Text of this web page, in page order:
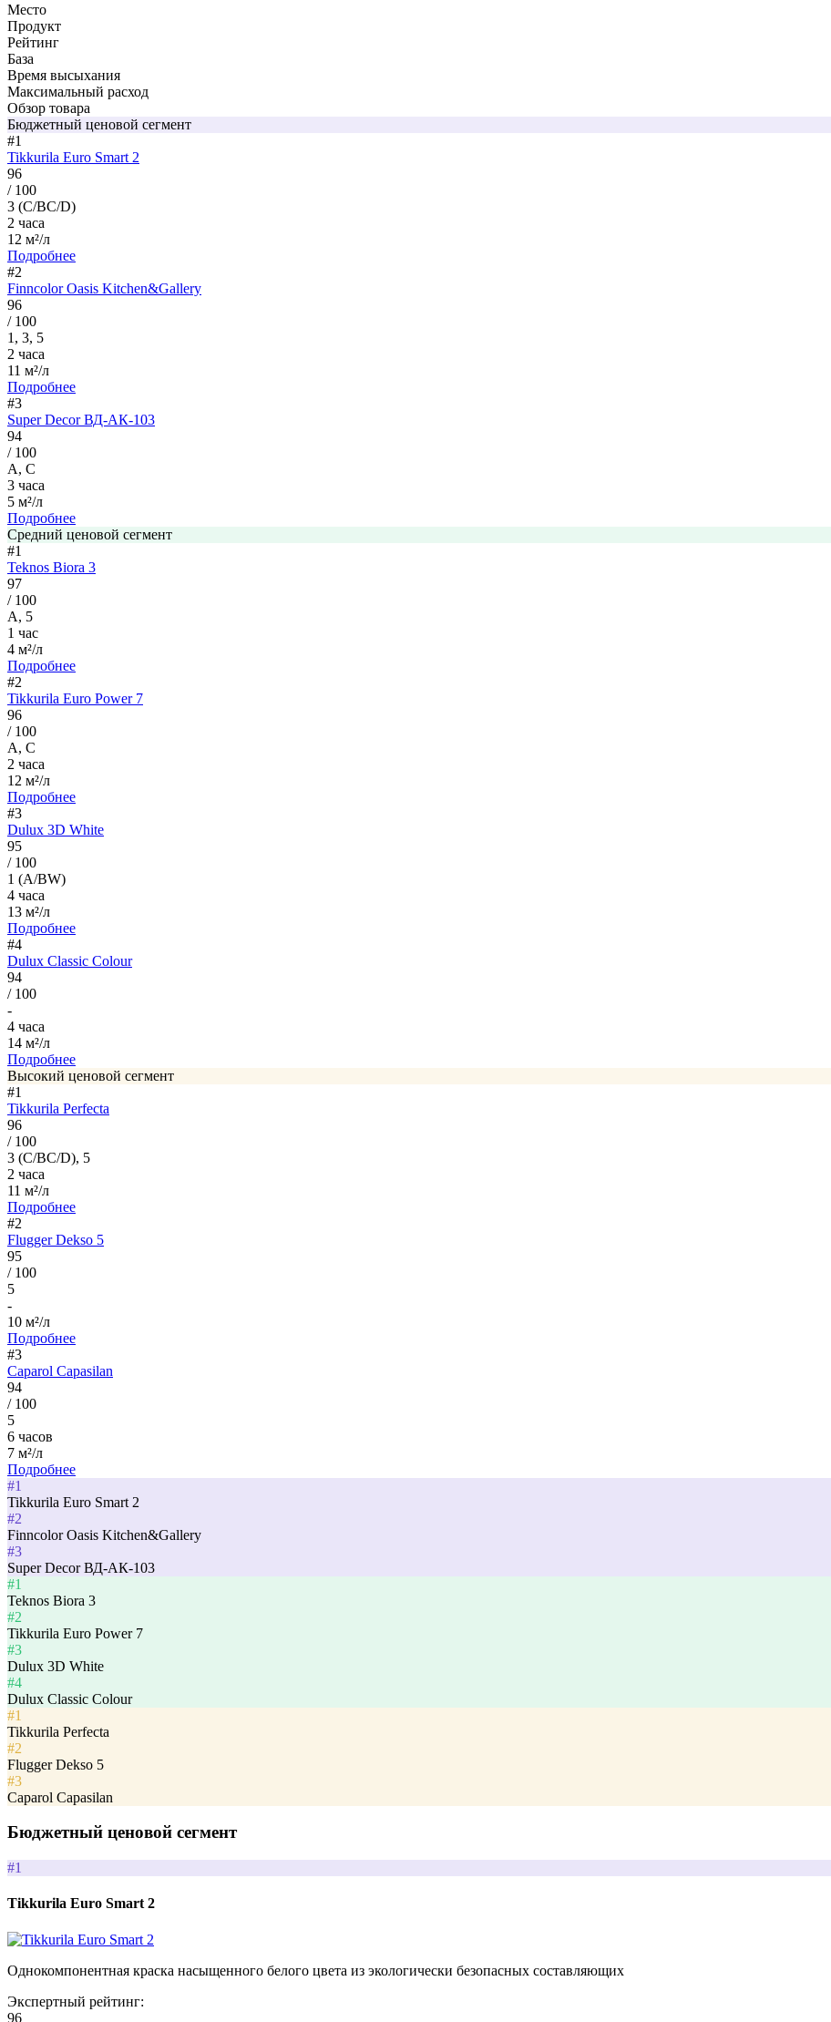
Место
Продукт
Рейтинг
База
Время высыхания
Максимальный расход
Обзор товара
Бюджетный ценовой сегмент
#1
Tikkurila Euro Smart 2
96
/ 100
3 (C/BC/D)
2 часа
12 м²/л
Подробнее
#2
Finncolor Oasis Kitchen&Gallery
96
/ 100
1, 3, 5
2 часа
11 м²/л
Подробнее
#3
Super Decor ВД-АК-103
94
/ 100
A, C
3 часа
5 м²/л
Подробнее
Средний ценовой сегмент
#1
Teknos Biora 3
97
/ 100
А, 5
1 час
4 м²/л
Подробнее
#2
Tikkurila Euro Power 7
96
/ 100
А, С
2 часа
12 м²/л
Подробнее
#3
Dulux 3D White
95
/ 100
1 (A/BW)
4 часа
13 м²/л
Подробнее
#4
Dulux Classic Colour
94
/ 100
-
4 часа
14 м²/л
Подробнее
Высокий ценовой сегмент
#1
Tikkurila Perfecta
96
/ 100
3 (C/BC/D), 5
2 часа
11 м²/л
Подробнее
#2
Flugger Dekso 5
95
/ 100
5
-
10 м²/л
Подробнее
#3
Caparol Capasilan
94
/ 100
5
6 часов
7 м²/л
Подробнее
#1
Tikkurila Euro Smart 2
#2
Finncolor Oasis Kitchen&Gallery
#3
Super Decor ВД-АК-103
#1
Teknos Biora 3
#2
Tikkurila Euro Power 7
#3
Dulux 3D White
#4
Dulux Classic Colour
#1
Tikkurila Perfecta
#2
Flugger Dekso 5
#3
Caparol Capasilan
Бюджетный ценовой сегмент
#1
Tikkurila Euro Smart 2
Однокомпонентная краска насыщенного белого цвета из экологически безопасных составляющих
Экспертный рейтинг:
96